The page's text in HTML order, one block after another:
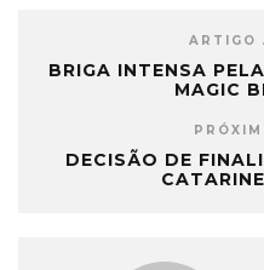
ARTIGO
BRIGA INTENSA
MAGIC
DECISÃO DE